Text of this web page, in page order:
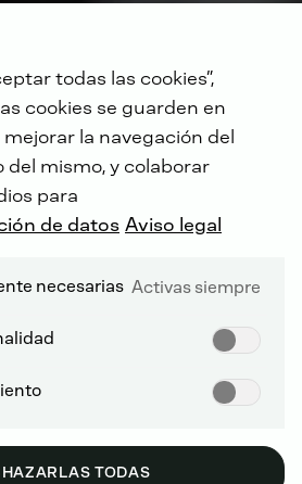
NO RODADA (NRCI)
todas las cookies”,
cookies se guarden en
la navegación del
del mismo, y colaborar
para
de datos Aviso legal
necesarias Activas siempre
TODAS